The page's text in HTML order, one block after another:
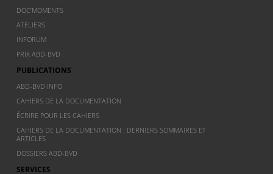
DOC’MOMENTS
ATELIERS
INFORUM
PRIX ABD-BVD
PUBLICATIONS
ABD-BVD INFO
CAHIERS DE LA DOCUMENTATION
ÉCRIRE POUR LES CAHIERS
CAHIERS DE LA DOCUMENTATION : DERNIERS SOMMAIRES ET
ARTICLES
DOSSIERS ABD-BVD
SERVICES